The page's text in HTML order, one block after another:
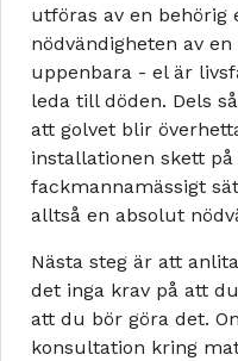
utföras av en behörig
nödvändigheten av
uppenbara - el är
leda till döden. Dels
att golvet blir
installationen skett
fackmannamässigt
alltså en absolut
Nästa steg är att
det inga krav på att
att du bör göra det.
konsultation kring